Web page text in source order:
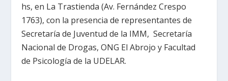
hs, en La Trastienda (Av. Fernández Crespo
1763), con la presencia de representantes de
Secretaría de Juventud de la IMM, Secretaría
Nacional de Drogas, ONG El Abrojo y Facultad
de Psicología de la UDELAR.